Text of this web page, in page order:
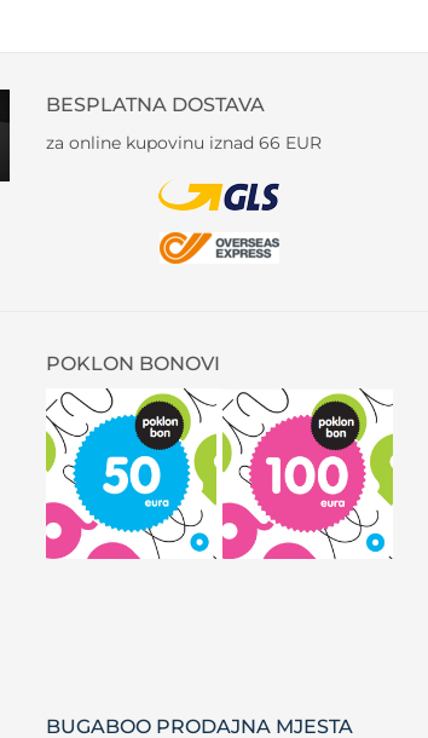
BESPLATNA DOSTAVA
za online kupovinu iznad 66 EUR
POKLON BONOVI
BUGABOO PRODAJNA MJESTA